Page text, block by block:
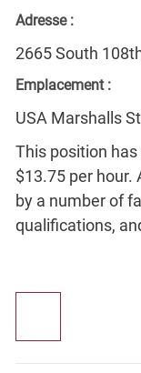
Adresse :
2665 South
Emplacement :
USA Marshalls
This position
$13.75 per hour.
by a number of
qualifications,